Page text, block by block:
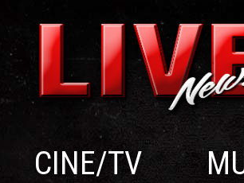
CINE/TV